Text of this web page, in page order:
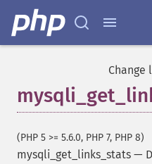
Change
(PHP 5 >= 5.6.0, PHP 7, PHP 8)
mysqli_get_links_stats —